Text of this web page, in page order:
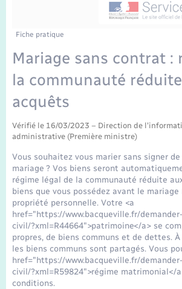
Etat-civil - Papiers - Citoyenneté
Mariage – PACS
Parrainage civil
Recensement
Logement - Urbanisme
Loisirs
Nouvel habitant
Numérique
Organisation d’événement
Sécurité - Prévention
Seniors
Transports scolaires
Travaux - Autorisation
Compétences
Plan interactif
Présentation de la commune
Publications
La Communauté de communes
Fiche pratique
Mariage sans contrat :
la communauté
acquêts
Vérifié le 16/03/2023 – Direction de
administrative (Première ministre)
Vous souhaitez vous marier sans signer
mariage ? Vos biens seront
régime légal de la communauté réduite
biens que vous possédez avant le
propriété personnelle. Votre <a
href="https://www.bacqueville.fr/
civil/?xml=R44664">patrimoine</a> se
propres, de biens communs et de dettes.
les biens communs sont partagés. Vous
href="https://www.bacqueville.fr/
civil/?xml=R59824">régime matrimonial</
conditions.